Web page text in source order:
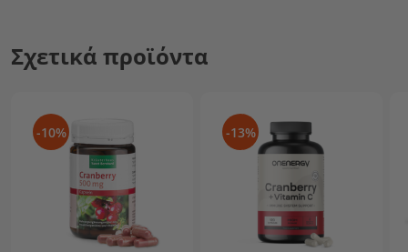
Σχετικά προϊόντα
-10% -13%